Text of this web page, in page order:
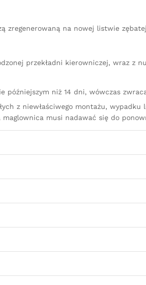
zregenerowaną na nowej listwie
przekładni kierowniczej, wraz z
późniejszym niż 14 dni, wówczas
z niewłaściwego montażu,
musi nadawać się do